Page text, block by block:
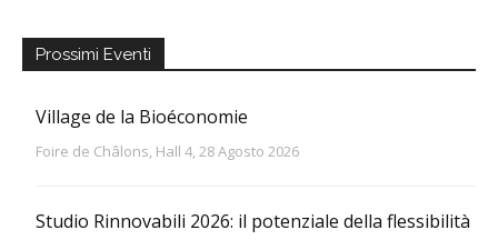
Prossimi Eventi
Village de la Bioéconomie
Foire de Châlons, Hall 4, 28 Agosto 2026
Studio Rinnovabili 2026: il potenziale della flessibilità